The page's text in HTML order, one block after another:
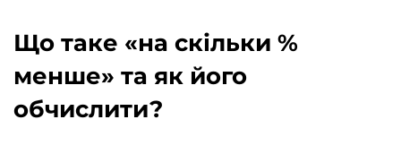
Що таке «на скільки %
менше» та як його
обчислити?